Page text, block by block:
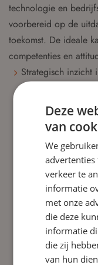
technologie en
voorbereid op de
toekomst. De ideale
competenties en
Strategisch inzicht
tussen
doelstellingen.
Kennis van
van
organisatie.
Inzicht in
toegevoegde
bedrijfsvoering.
Meerjarige
bedrijfsvoering en
ervaring.
Deze
van
We
verkeer te
informatie
met onze
die deze
informatie
die zij
van hun